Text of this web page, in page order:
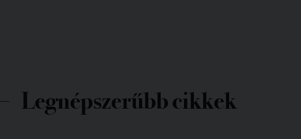
Legnépszerűbb cikkek